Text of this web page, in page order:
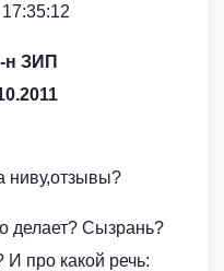
н ЗИП
ниву,отзывы?
делает? Сызрань?
И про какой речь: